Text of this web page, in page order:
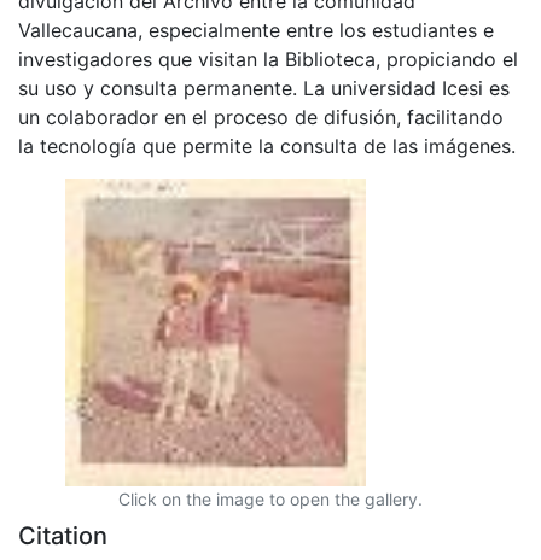
Vallecaucana, especialmente entre los estudiantes e
investigadores que visitan la Biblioteca, propiciando el
su uso y consulta permanente. La universidad Icesi es
un colaborador en el proceso de difusión, facilitando
la tecnología que permite la consulta de las imágenes.
Click on the image to open the gallery.
Citation